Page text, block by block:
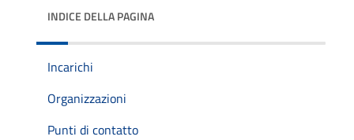
INDICE DELLA PAGINA
Incarichi
Organizzazioni
Punti di contatto